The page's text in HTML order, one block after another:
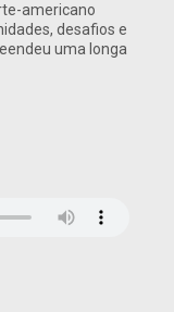
americano
desafios e
uma longa